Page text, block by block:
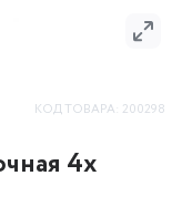
КОД ТОВАРА: 200298
4х